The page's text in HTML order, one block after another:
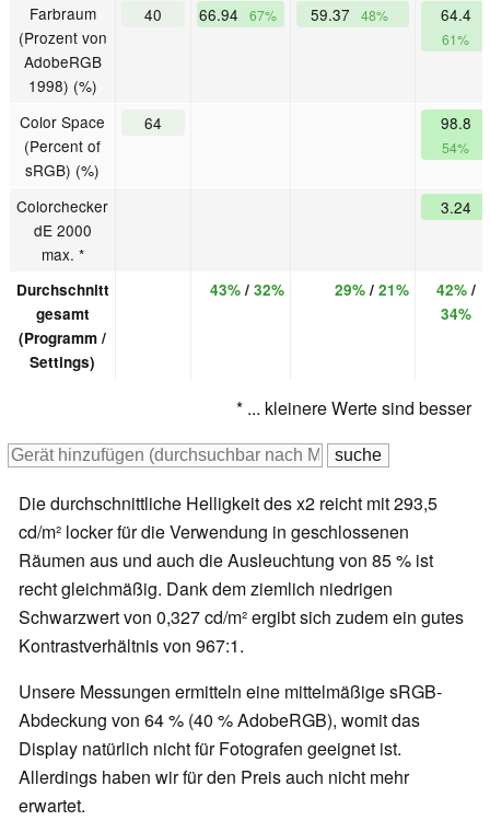
Farbraum
(Prozent von
AdobeRGB
1998) (%)
40 66.94 67% 59.37 48% 64.4
61%
Color Space
(Percent of
sRGB) (%)
64 98.8
54%
Colorchecker
dE 2000
max. *
3.24
Durchschnitt
gesamt
(Programm /
Settings)
43%/ 32% 29%/ 21% 42%/
34%
* ... kleinere Werte sind besser
Die durchschnittliche Helligkeit des x2 reicht mit 293,5
cd/m² locker für die Verwendung in geschlossenen
Räumen aus und auch die Ausleuchtung von 85 % ist
recht gleichmäßig. Dank dem ziemlich niedrigen
Schwarzwert von 0,327 cd/m² ergibt sich zudem ein gutes
Kontrastverhältnis von 967:1.
Unsere Messungen ermitteln eine mittelmäßige sRGB-
Abdeckung von 64 % (40 % AdobeRGB), womit das
Display natürlich nicht für Fotografen geeignet ist.
Allerdings haben wir für den Preis auch nicht mehr
erwartet.